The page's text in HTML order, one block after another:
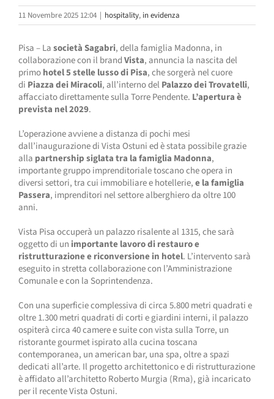
11 Novembre 2025 12:04 | hospitality, in evidenza
Pisa – Lasocietà Sagabri, della famiglia Madonna, in
collaborazione con il brandVista, annuncia la nascita del
primohotel 5 stelle lusso di Pisa, che sorgerà nel cuore
di Piazza dei Miracoli, all’interno del Palazzo dei Trovatelli,
affacciato direttamente sulla Torre Pendente. L’apertura è
prevista nel 2029.
L’operazione avviene a distanza di pochi mesi
dall’inaugurazione di Vista Ostuni ed è stata possibile grazie
alla partnership siglata tra la famiglia Madonna,
importante gruppo imprenditoriale toscano che opera in
diversi settori, tra cui immobiliare e hotellerie,e la famiglia
Passera, imprenditori nel settore alberghiero da oltre 100
anni.
Vista Pisa occuperà un palazzo risalente al 1315, che sarà
oggetto di un importante lavoro di restauro e
ristrutturazione e riconversione in hotel. L’intervento sarà
eseguito in stretta collaborazione con l’Amministrazione
Comunale e con la Soprintendenza.
Con una superficie complessiva di circa 5.800 metri quadrati e
oltre 1.300 metri quadrati di corti e giardini interni, il palazzo
ospiterà circa 40 camere e suite con vista sulla Torre, un
ristorante gourmet ispirato alla cucina toscana
contemporanea, un american bar, una spa, oltre a spazi
dedicati all’arte. Il progetto architettonico e di ristrutturazione
è affidato all’architetto Roberto Murgia (Rma), già incaricato
per il recente Vista Ostuni.